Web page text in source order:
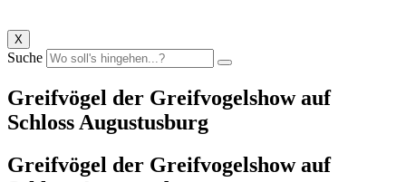
X
Suche
Greifvögel der Greifvogelshow auf
Schloss Augustusburg
Greifvögel der Greifvogelshow auf